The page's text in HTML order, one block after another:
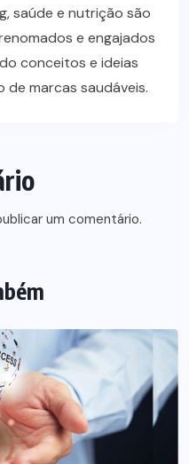
saúde e nutrição são
e engajados
conceitos e ideias
marcas saudáveis.
um comentário.